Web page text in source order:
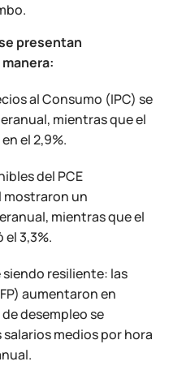
presentan
al Consumo (IPC) se
mientras que el
el 2,9%.
del PCE
mostraron un
mientras que el
3,3%.
resiliente: las
aumentaron en
desempleo se
medios por hora